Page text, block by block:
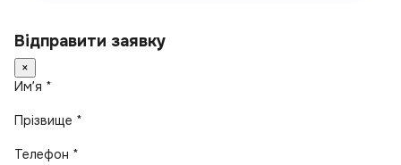
Відправити заявку
×
Имʼя *
Прізвище *
Телефон *